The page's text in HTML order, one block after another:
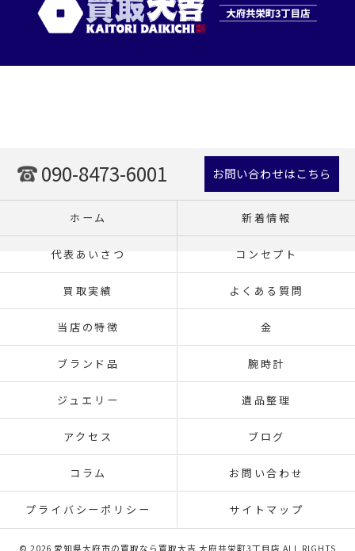
090-8473-6001 お問い合わせはこちら
ホーム 新着情報
代表あいさつ コンセプト
買取実績 よくある質問
当店の特徴 金
ブランド品 腕時計
ジュエリー 遺品整理
アクセス ブログ
コラム お問い合わせ
プライバシーポリシー サイトマップ
© 2026 愛知県大府市の買取なら買取大吉 大府共栄町3丁目店 ALL RIGHTS